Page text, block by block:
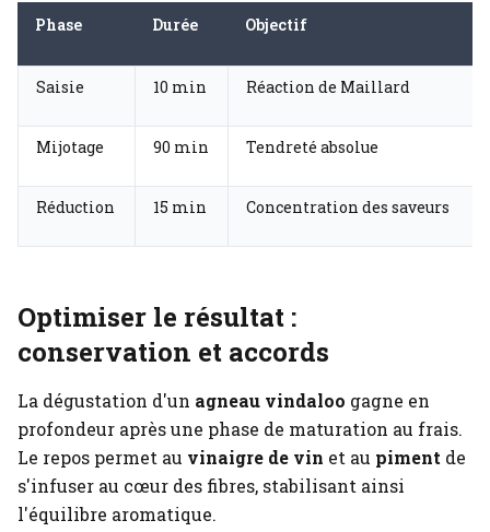
Phase Durée Objectif
Saisie 10 min Réaction de Maillard
Mijotage 90 min Tendreté absolue
Réduction 15 min Concentration des saveurs
Optimiser le résultat :
conservation et accords
La dégustation d'un agneau vindaloo gagne en
profondeur après une phase de maturation au frais.
Le repos permet au vinaigre de vin et au piment de
s'infuser au cœur des fibres, stabilisant ainsi
l'équilibre aromatique.